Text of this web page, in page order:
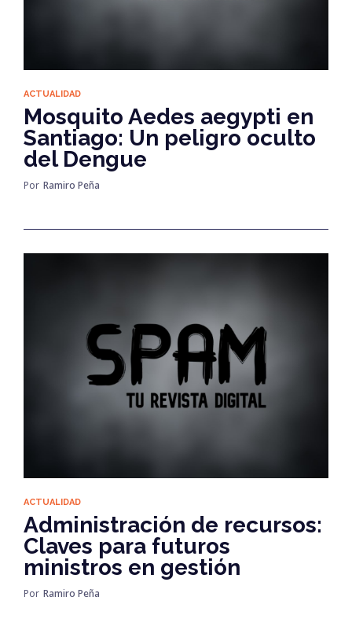
ACTUALIDAD
Mosquito Aedes aegypti en
Santiago: Un peligro oculto
del Dengue
Por Ramiro Peña
ACTUALIDAD
Administración de recursos:
Claves para futuros
ministros en gestión
Por Ramiro Peña